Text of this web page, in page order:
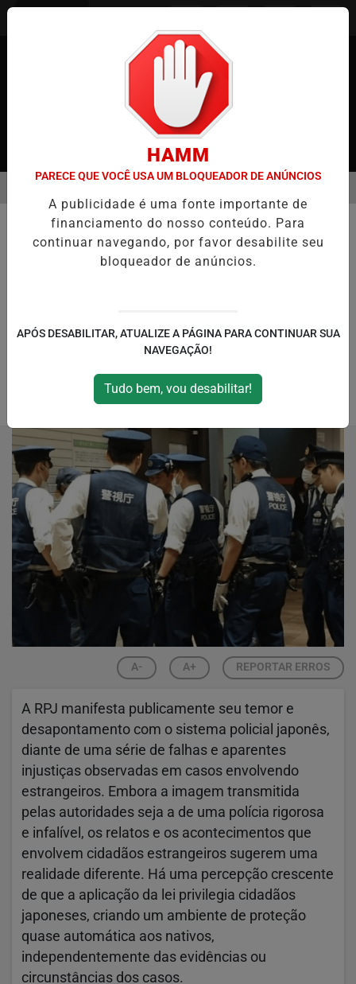
EM ALTA
COMUNIDADE
RPJ Expressa Preocupação com
Falhas e Injustiças no Sistema
observadas em casos envolvendo
RPJNews
A- A+ REPORTAR ERROS
A RPJ manifesta publicamente seu temor e
desapontamento com o sistema policial japonês,
diante de uma série de falhas e aparentes
injustiças observadas em casos envolvendo
estrangeiros. Embora a imagem transmitida
pelas autoridades seja a de uma polícia rigorosa
e infalível, os relatos e os acontecimentos que
envolvem cidadãos estrangeiros sugerem uma
realidade diferente. Há uma percepção crescente
de que a aplicação da lei privilegia cidadãos
japoneses, criando um ambiente de proteção
quase automática aos nativos,
independentemente das evidências ou
circunstâncias dos casos.
HAMM
PARECE QUE VOCÊ USA UM BLOQUEADOR DE ANÚNCIOS
A publicidade é uma fonte importante de
financiamento do nosso conteúdo. Para
continuar navegando, por favor desabilite seu
bloqueador de anúncios.
APÓS DESABILITAR, ATUALIZE A PÁGINA PARA CONTINUAR SUA
NAVEGAÇÃO!
Tudo bem, vou desabilitar!